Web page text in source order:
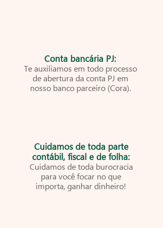
Conta bancária PJ:
Te auxiliamos em todo processo
de abertura da conta PJ em
nosso banco parceiro (Cora).
Cuidamos de toda parte
contábil, fiscal e de folha:
Cuidamos de toda burocracia
para você focar no que
importa, ganhar dinheiro!